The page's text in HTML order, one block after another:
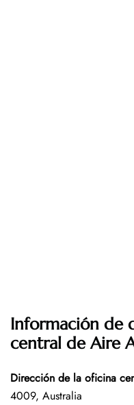
Información de
central de Aire
Dirección de la oficina
4009, Australia